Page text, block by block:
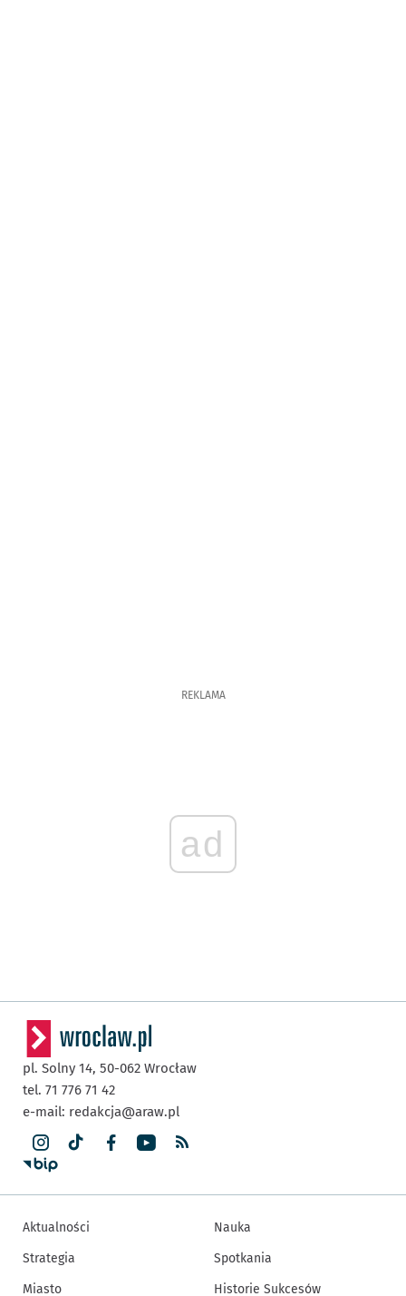
REKLAMA
ad
pl. Solny 14, 50-062 Wrocław
tel. 71 776 71 42
e-mail: redakcja@araw.pl
Aktualności
Strategia
Miasto
Nauka
Spotkania
Historie Sukcesów